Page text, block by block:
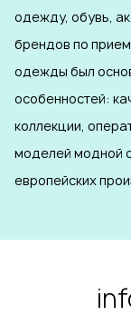
одежду, обувь,
брендов по
одежды был
особенностей:
коллекции,
моделей модной
европейских